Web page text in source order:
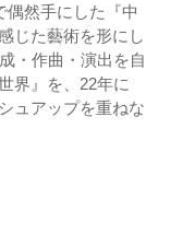
偶然手にした『中
じた藝術を形にし
・作曲・演出を自
界』を、22年に
ュアップを重ねな